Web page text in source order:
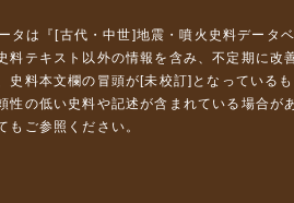
タは『 [古代・中世]地震・噴火史料データ
料テキスト以外の情報を含み、不定期に改
史料本文欄の冒頭が[未校訂]となっている
性の低い史料や記述が含まれている場合が
もご参照ください。